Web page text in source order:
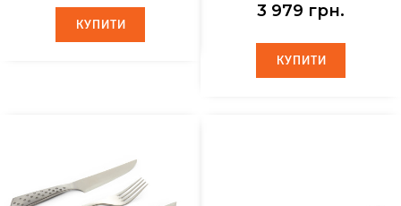
КУПИТИ
КУПИТИ
3 979 грн.
КУПИТИ
КУПИТИ